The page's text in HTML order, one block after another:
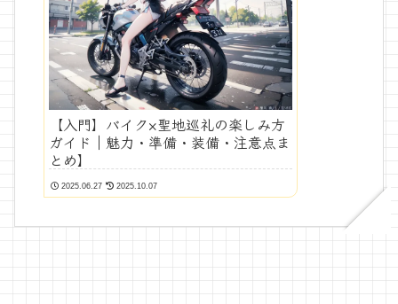
【入門】バイク×聖地巡礼の楽しみ方
ガイド｜魅力・準備・装備・注意点ま
とめ】
2025.06.27 2025.10.07